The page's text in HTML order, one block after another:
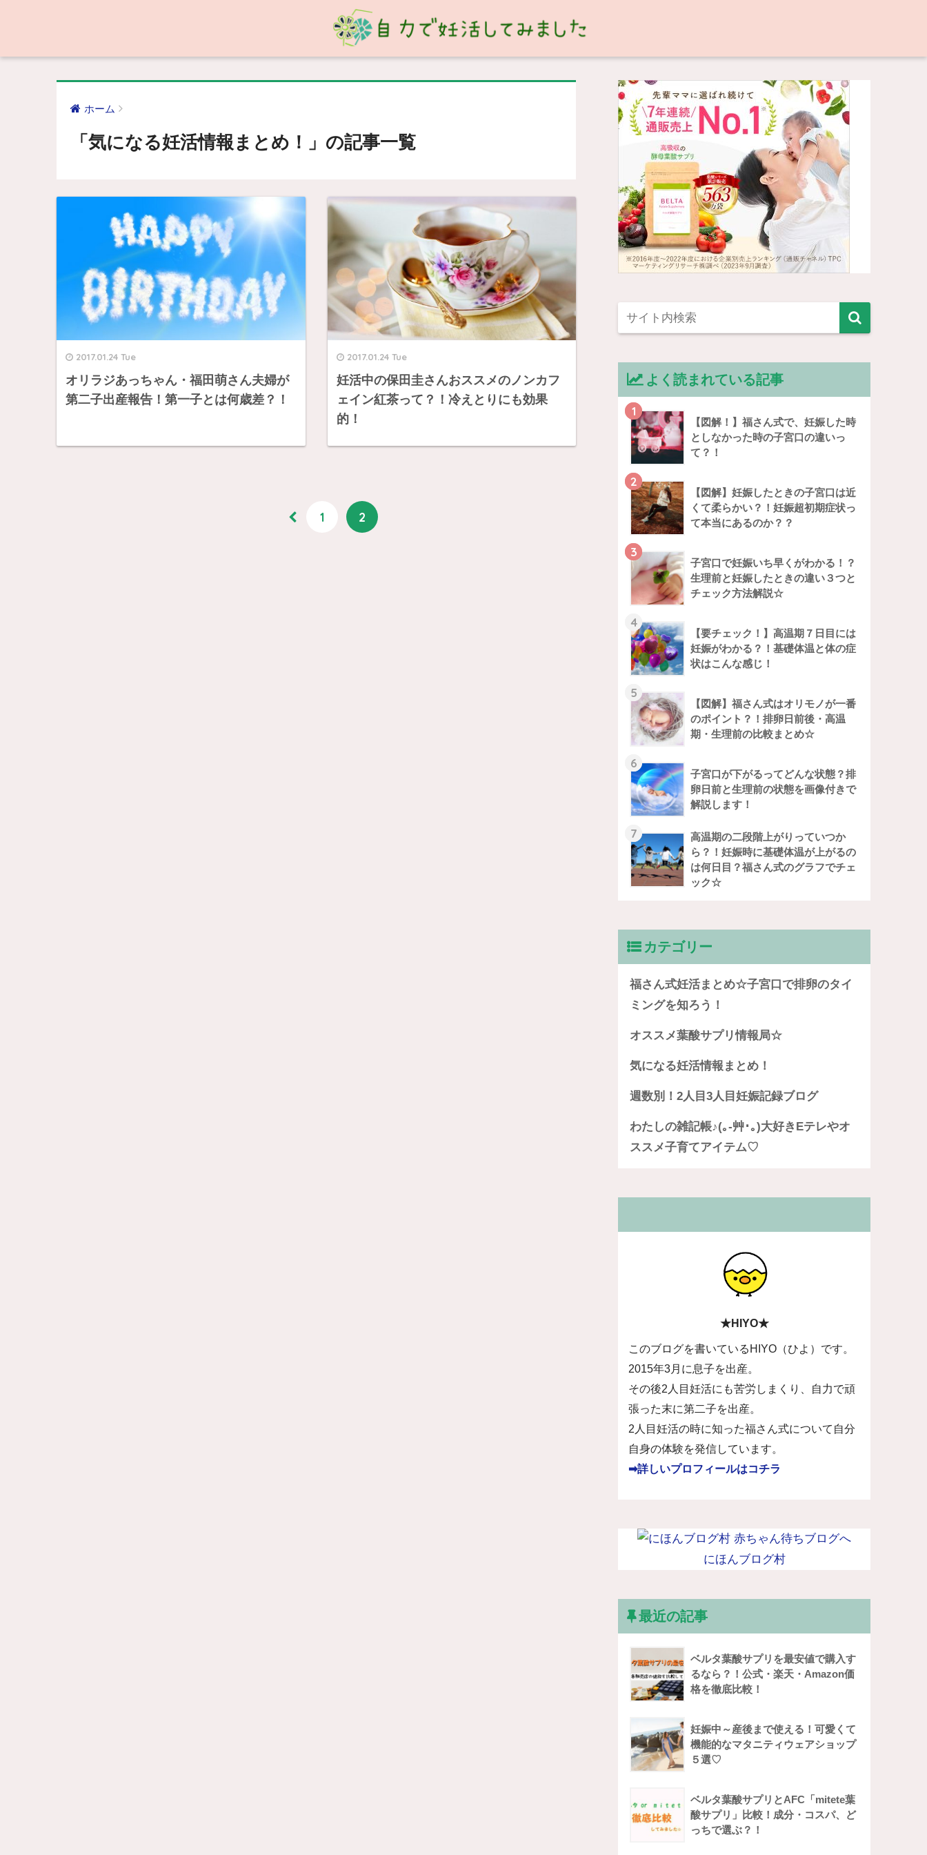
ホーム
「気になる妊活情報まとめ！」の記事一覧
2017.01.24 Tue
オリラジあっちゃん・福田萌さん夫婦が
第二子出産報告！第一子とは何歳差？！
2017.01.24 Tue
妊活中の保田圭さんおススメのノンカフ
ェイン紅茶って？！冷えとりにも効果
的！
1 2
よく読まれている記事
1
【図解！】福さん式で、妊娠した時
としなかった時の子宮口の違いっ
て？！
2
【図解】妊娠したときの子宮口は近
くて柔らかい？！妊娠超初期症状っ
て本当にあるのか？？
3
子宮口で妊娠いち早くがわかる！？
生理前と妊娠したときの違い３つと
チェック方法解説☆
4
【要チェック！】高温期７日目には
妊娠がわかる？！基礎体温と体の症
状はこんな感じ！
5
【図解】福さん式はオリモノが一番
のポイント？！排卵日前後・高温
期・生理前の比較まとめ☆
6
子宮口が下がるってどんな状態？排
卵日前と生理前の状態を画像付きで
解説します！
7
高温期の二段階上がりっていつか
ら？！妊娠時に基礎体温が上がるの
は何日目？福さん式のグラフでチェ
ック☆
カテゴリー
福さん式妊活まとめ☆子宮口で排卵のタイ
ミングを知ろう！
オススメ葉酸サプリ情報局☆
気になる妊活情報まとめ！
週数別！2人目3人目妊娠記録ブログ
わたしの雑記帳♪(｡-艸･｡)大好きEテレやオ
ススメ子育てアイテム♡
★HIYO★
このブログを書いているHIYO（ひよ）です。
2015年3月に息子を出産。
その後2人目妊活にも苦労しまくり、自力で頑
張った末に第二子を出産。
2人目妊活の時に知った福さん式について自分
自身の体験を発信しています。
➡詳しいプロフィールはコチラ
にほんブログ村
最近の記事
ベルタ葉酸サプリを最安値で購入す
るなら？！公式・楽天・Amazon価
格を徹底比較！
妊娠中～産後まで使える！可愛くて
機能的なマタニティウェアショップ
５選♡
ベルタ葉酸サプリとAFC「mitete葉
酸サプリ」比較！成分・コスパ、ど
っちで選ぶ？！